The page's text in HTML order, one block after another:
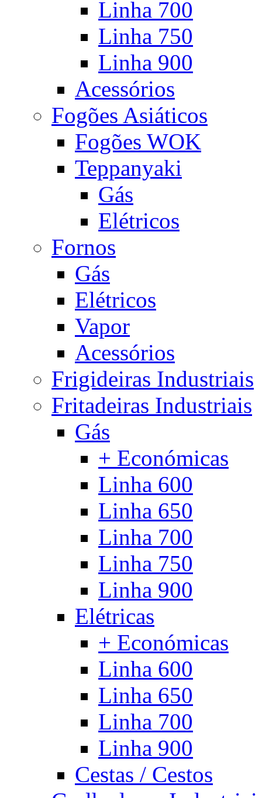
Linha 700
Linha 750
Linha 900
Acessórios
Fogões Asiáticos
Fogões WOK
Teppanyaki
Gás
Elétricos
Fornos
Gás
Elétricos
Vapor
Acessórios
Frigideiras Industriais
Fritadeiras Industriais
Gás
+ Económicas
Linha 600
Linha 650
Linha 700
Linha 750
Linha 900
Elétricas
+ Económicas
Linha 600
Linha 650
Linha 700
Linha 900
Cestas / Cestos